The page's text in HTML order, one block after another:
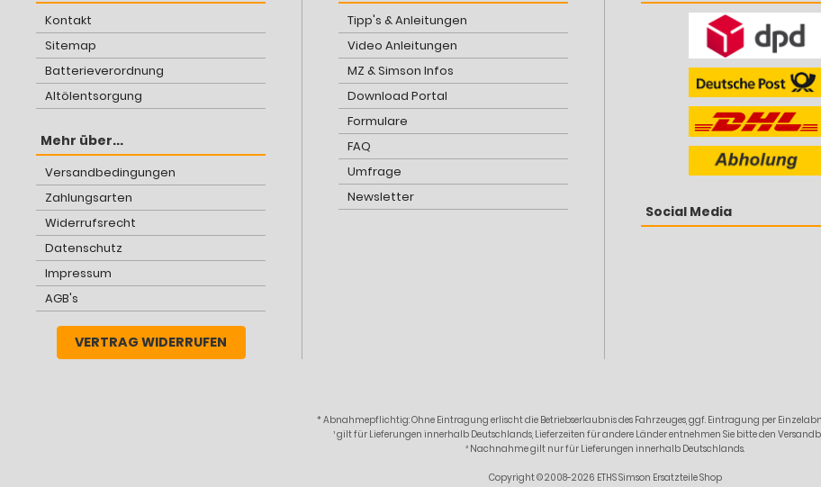
Kontakt
Sitemap
Batterieverordnung
Altölentsorgung
Mehr über...
Versandbedingungen
Zahlungsarten
Widerrufsrecht
Datenschutz
Impressum
AGB's
VERTRAG WIDERRUFEN
Tipp's & Anleitungen
Video Anleitungen
MZ & Simson Infos
Download Portal
Formulare
FAQ
Umfrage
Newsletter
Social Media
* Abnahmepflichtig: Ohne Eintragung erlischt die Betriebserlaubnis des Fahrzeuges, ggf. Eintragung per
¹ gilt für Lieferungen innerhalb Deutschlands, Lieferzeiten für andere Länder entnehmen Sie bitte den
² Nachnahme gilt nur für Lieferungen innerhalb Deutschlands.
Copyright © 2008-2026 ETHS Simson Ersatzteile Shop